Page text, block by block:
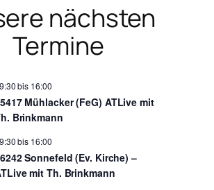
nächsten
Termine
bis 16:00
Mühlacker (FeG) ATLive mit
Brinkmann
bis 16:00
Sonnefeld (Ev. Kirche) –
mit Th. Brinkmann